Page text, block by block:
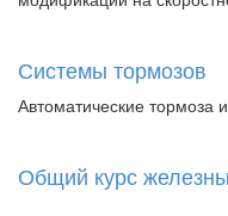
Системы тормозов
Автоматические тормоза
Общий курс